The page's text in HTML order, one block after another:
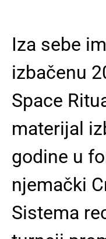
Iza sebe
izbačenu
Space
materijal
godine u
njemački
Sistema